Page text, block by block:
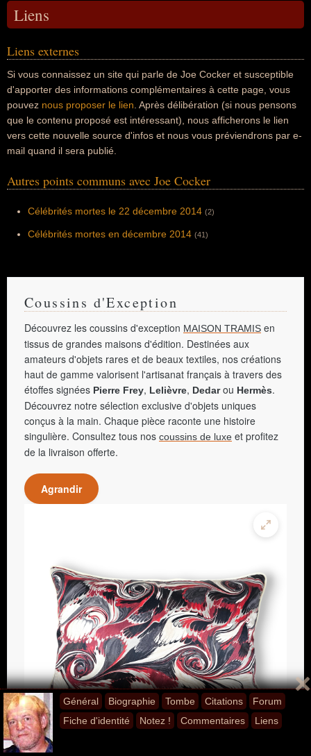
Général Biographie Tombe Citations
Forum
Fiche d'identité
Notez ! Commentaires Liens
Liens
Liens externes
Si vous connaissez un site qui parle de Joe Cocker et susceptible
d'apporter des informations complémentaires à cette page, vous
pouvez nous proposer le lien . Après délibération (si nous pensons
que le contenu proposé est intéressant), nous afficherons le lien
vers cette nouvelle source d'infos et nous vous préviendrons par e-
mail quand il sera publié.
Autres points communs avec Joe Cocker
Célébrités mortes le 22 décembre 2014 (2)
Célébrités mortes en décembre 2014 (41)
Coussins d'Exception
Découvrez les coussins d'exception MAISON TRAMIS en
tissus de grandes maisons d'édition. Destinées aux
amateurs d'objets rares et de beaux textiles, nos créations
haut de gamme valorisent l'artisanat français à travers des
étoffes signées Pierre Frey, Lelièvre, Dedarou Hermès.
Découvrez notre sélection exclusive d'objets uniques
conçus à la main. Chaque pièce raconte une histoire
singulière. Consultez tous nos coussins de luxe et profitez
de la livraison offerte.
Agrandir